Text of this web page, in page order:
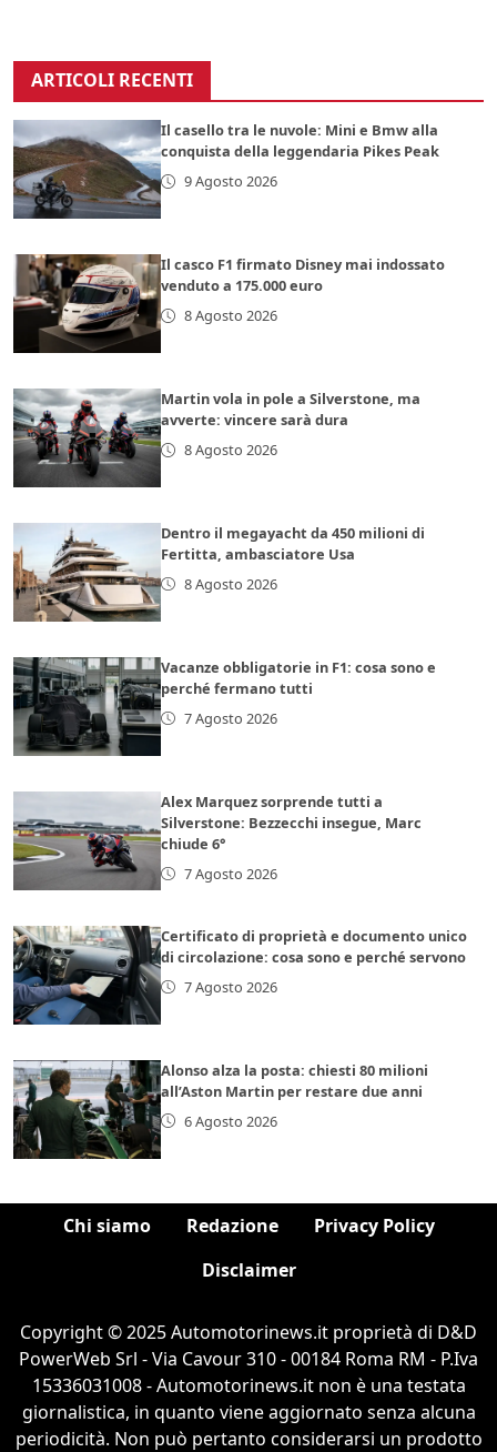
ARTICOLI RECENTI
Il casello tra le nuvole: Mini e Bmw alla
conquista della leggendaria Pikes Peak
9 Agosto 2026
Il casco F1 firmato Disney mai indossato
venduto a 175.000 euro
8 Agosto 2026
Martin vola in pole a Silverstone, ma
avverte: vincere sarà dura
8 Agosto 2026
Dentro il megayacht da 450 milioni di
Fertitta, ambasciatore Usa
8 Agosto 2026
Vacanze obbligatorie in F1: cosa sono e
perché fermano tutti
7 Agosto 2026
Alex Marquez sorprende tutti a
Silverstone: Bezzecchi insegue, Marc
chiude 6°
7 Agosto 2026
Certificato di proprietà e documento unico
di circolazione: cosa sono e perché servono
7 Agosto 2026
Alonso alza la posta: chiesti 80 milioni
all’Aston Martin per restare due anni
6 Agosto 2026
Chi siamo Redazione
Privacy Policy
Disclaimer
Copyright © 2025 Automotorinews.it proprietà di D&D
PowerWeb Srl - Via Cavour 310 - 00184 Roma RM - P.Iva
15336031008 - Automotorinews.it non è una testata
giornalistica, in quanto viene aggiornato senza alcuna
periodicità. Non può pertanto considerarsi un prodotto